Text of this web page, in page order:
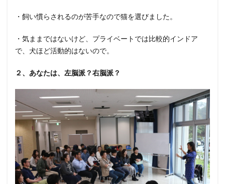
・飼い慣らされるのが苦手なので猫を選びました。
・気ままではないけど、プライベートでは比較的インドア
で、犬ほど活動的はないので。
２、あなたは、左脳派？右脳派？